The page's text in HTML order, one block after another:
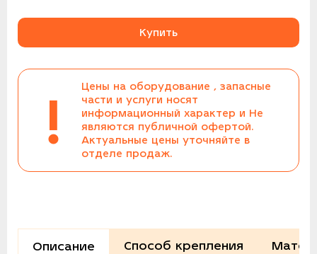
Купить
!
Цены на оборудование , запасные
части и услуги носят
информационный характер и Не
являются публичной офертой.
Актуальные цены уточняйте в
отделе продаж.
Описание Способ крепления